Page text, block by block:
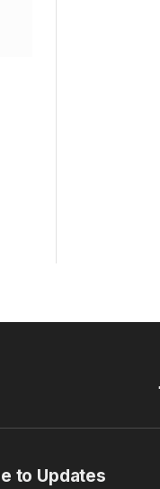
to Updates